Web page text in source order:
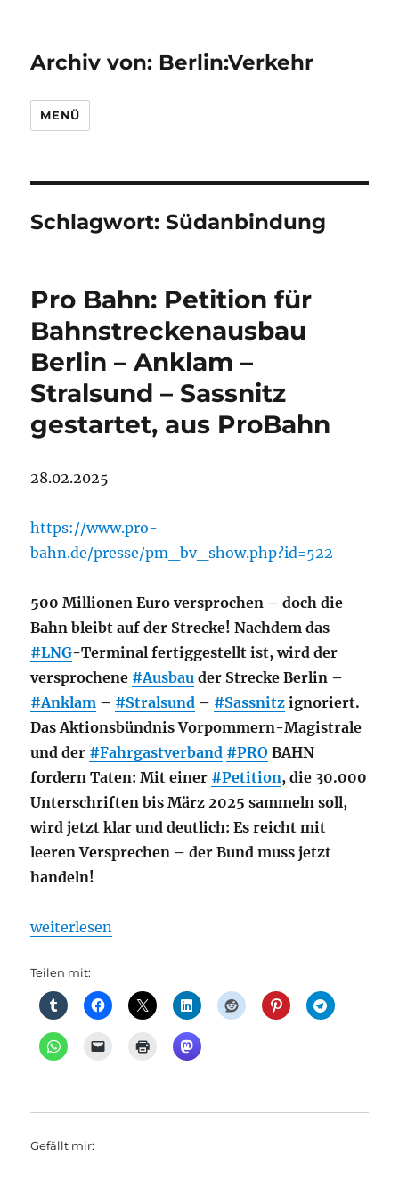
Archiv von: Berlin:Verkehr
MENÜ
Schlagwort:Südanbindung
Pro Bahn: Petition für
Bahnstreckenausbau
Berlin – Anklam –
Stralsund – Sassnitz
gestartet, aus ProBahn
28.02.2025
https://www.pro-
bahn.de/presse/pm_bv_show.php?id=522
500 Millionen Euro versprochen – doch die
Bahn bleibt auf der Strecke! Nachdem das
#LNG-Terminal fertiggestellt ist, wird der
versprochene #Ausbau der Strecke Berlin –
#Anklam – #Stralsund – #Sassnitz ignoriert.
Das Aktionsbündnis Vorpommern-Magistrale
und der #Fahrgastverband #PRO BAHN
fordern Taten: Mit einer #Petition, die 30.000
Unterschriften bis März 2025 sammeln soll,
wird jetzt klar und deutlich: Es reicht mit
leeren Versprechen – der Bund muss jetzt
handeln!
„Pro Bahn: Petition für Bahnstreckenausbau
weiterlesen
Teilen mit:
Gefällt mir: